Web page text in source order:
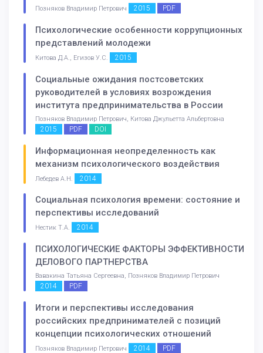
Позняков Владимир Петрович 2015 PDF
Психологические особенности коррупционных
представлений молодежи
Китова Д.А., Егизов У.С. 2015
Социальные ожидания постсоветских
руководителей в условиях возрождения
института предпринимательства в России
Позняков Владимир Петрович, Китова Джульетта Альбертовна
2015 PDF DOI
Информационная неопределенность как
механизм психологического воздействия
Лебедев А.Н. 2014
Социальная психология времени: состояние и
перспективы исследований
Нестик Т.А. 2014
ПСИХОЛОГИЧЕСКИЕ ФАКТОРЫ ЭФФЕКТИВНОСТИ
ДЕЛОВОГО ПАРТНЕРСТВА
Вавакина Татьяна Сергеевна, Позняков Владимир Петрович
2014 PDF
Итоги и перспективы исследования
российских предпринимателей с позиций
концепции психологических отношений
Позняков Владимир Петрович 2014 PDF